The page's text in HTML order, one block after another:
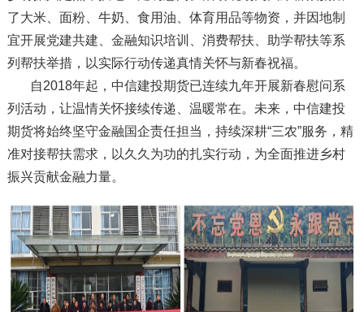
了大米、面粉、牛奶、食用油、体育用品等物资，并因地制
宜开展党建共建、金融知识培训、消费帮扶、助学帮扶等系
列帮扶举措，以实际行动传递真情关怀与新春祝福。
自2018年起，中信建投期货已连续九年开展新春慰问系
列活动，让温情关怀接续传递、温暖常在。未来，中信建投
期货将始终坚守金融国企责任担当，持续深耕“三农”服务，精
准对接帮扶需求，以久久为功的扎实行动，为全面推进乡村
振兴贡献金融力量。